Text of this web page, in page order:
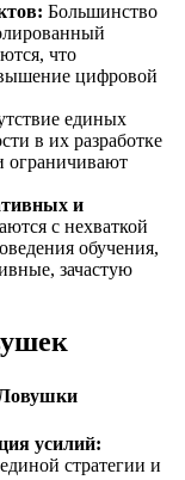
Большинство
что
цифровой
единых
в их разработке
ограничивают
и
с нехваткой
обучения,
зачастую
усилий:
стратегии и